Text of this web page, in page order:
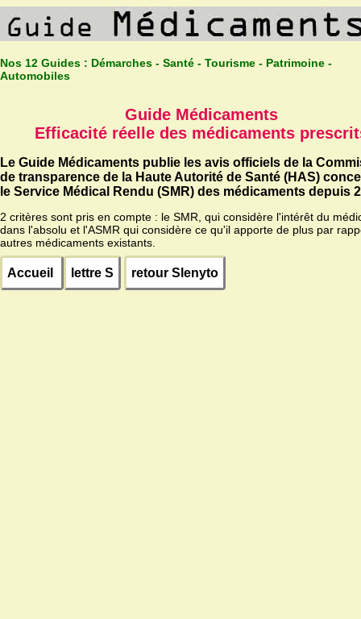
Nos 12 Guides : Démarches - Santé - Tourisme - Patrimoine -
Automobiles
Guide Médicaments
Efficacité réelle des médicaments
Le Guide Médicaments publie les avis officiels de la
de transparence de la Haute Autorité de Santé (HAS)
le Service Médical Rendu (SMR) des médicaments depuis
2 critères sont pris en compte : le SMR, qui considère l'intérêt du
dans l'absolu et l'ASMR qui considère ce qu'il apporte de plus par
autres médicaments existants.
Accueil lettre S retour Slenyto